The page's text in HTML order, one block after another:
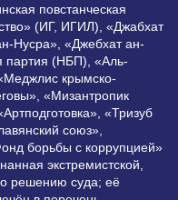
повстанческая
(ИГ, ИГИЛ), «Джабхат
Нусра», «Джебхат ан-
партия (НБП), «Аль-
крымско-
«Мизантропик
«Тризуб
союз»,
борьбы с коррупцией»
экстремистской,
решению суда; её